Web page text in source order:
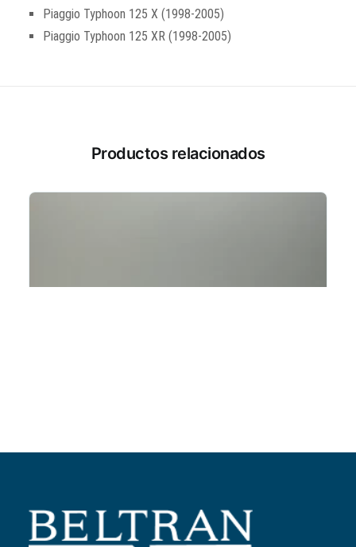
Piaggio Typhoon 125 X (1998-2005)
Piaggio Typhoon 125 XR (1998-2005)
Productos relacionados
Patín variador
289931